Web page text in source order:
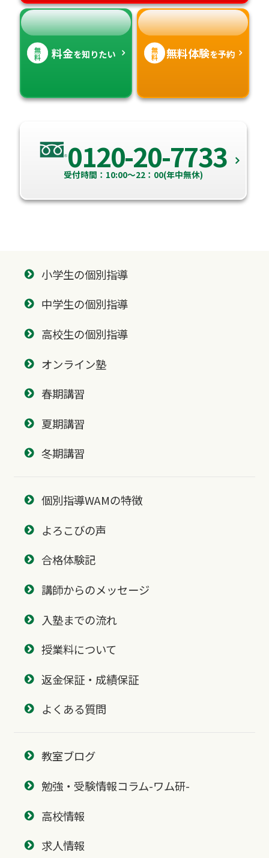
無
料 料金を知りたい 無
料 無料体験を予約
0120-20-7733
受付時間：10:00～22：00(年中無休)
小学生の個別指導
中学生の個別指導
高校生の個別指導
オンライン塾
春期講習
夏期講習
冬期講習
個別指導WAMの特徴
よろこびの声
合格体験記
講師からのメッセージ
入塾までの流れ
授業料について
返金保証・成績保証
よくある質問
教室ブログ
勉強・受験情報コラム-ワム研-
高校情報
求人情報